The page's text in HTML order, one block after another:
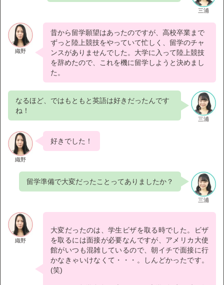
三浦
織野
昔から留学願望はあったのですが、高校卒業まで
ずっと陸上競技をやっていて忙しく、留学のチャ
ンスがありませんでした。大学に入って陸上競技
を辞めたので、これを機に留学しようと決めまし
た。
三浦
なるほど、ではもともと英語は好きだったんです
ね！
織野
好きでした！
三浦
留学準備で大変だったことってありましたか？
織野
大変だったのは、学生ビザを取る時でした。ビザ
を取るには面接が必要なんですが、アメリカ大使
館がいつも混雑しているので、朝イチで面接に行
かなきゃいけなくて・・・。しんどかったです。
(笑)